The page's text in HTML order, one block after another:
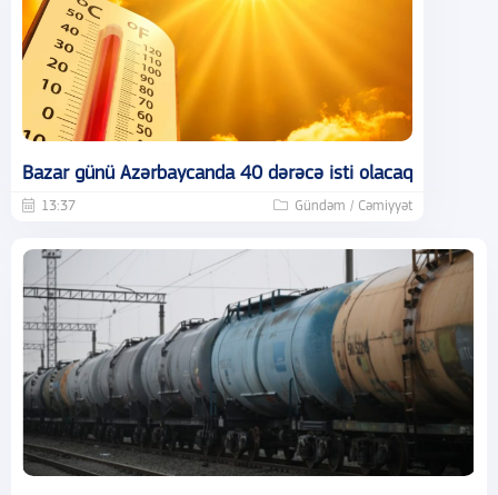
Bazar günü Azərbaycanda 40 dərəcə isti olacaq
13:37 Gündəm / Cəmiyyət